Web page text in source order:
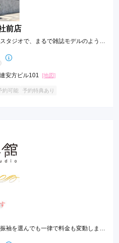
前店
タジオで、まるで雑誌モデルのような
安方ビル101 [地図]
約可能 予約特典あり
袖を選んでも一律で料金も変動しませ